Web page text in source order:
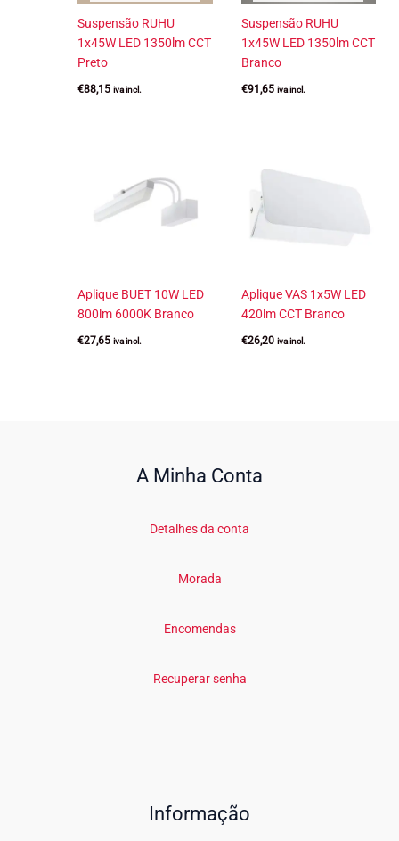
Suspensão RUHU
1x45W LED 1350lm CCT
Preto
€88,15 iva incl.
Suspensão RUHU
1x45W LED 1350lm CCT
Branco
€91,65 iva incl.
Aplique BUET 10W LED
800lm 6000K Branco
€27,65 iva incl.
Aplique VAS 1x5W LED
420lm CCT Branco
€26,20 iva incl.
A Minha Conta
Detalhes da conta
Morada
Encomendas
Recuperar senha
Informação